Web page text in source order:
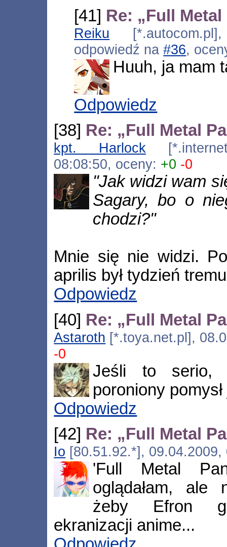
[41] Re: „Full
Reiku
odpowiedź na#36,
Huuh, ja mam
Odpowiedz
[38] Re: „Full Metal
kpt. Harlock
08:08:50, oceny: +0 -0
"Jak widzi wam
Sagary, bo o
chodzi?"
Mnie się nie widzi.
aprilis był tydzień
Odpowiedz
[40] Re: „Full Metal
Astaroth [*.toya.net.pl],
-0
Jeśli to serio,
poroniony pomysł
Odpowiedz
[42] Re: „Full Metal
Io [80.51.92.*],
'Full Metal
oglądałam, ale
żeby Efron
ekranizacji anime...